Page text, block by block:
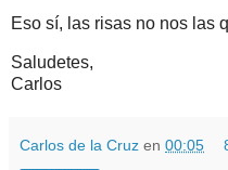
Eso sí, las risas no nos las
Saludetes,
Carlos
Carlos de la Cruz en 00:05